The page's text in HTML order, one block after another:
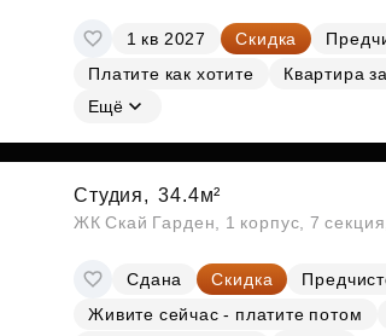
1 кв 2027 Скидка
Платите как хотите
Квартира
Ещё
Студия, 34.4м²
ЖК Скай Гарден, 1 корпус, 7
Сдана Скидка
Живите сейчас - платите потом